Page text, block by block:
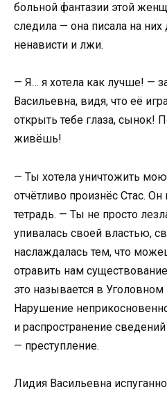
больной фантазии этой
следила — она писала на
ненависти и лжи.
— Я… я хотела как лучше! —
Васильевна, видя, что её
открыть тебе глаза, сынок!
живёшь!
— Ты хотела уничтожить
отчётливо произнёс Стас.
тетрадь. — Ты не просто
упивалась своей властью,
наслаждалась тем, что
отравить нам
это называется в Уголовном
Нарушение
и распространение
— преступление.
Лидия Васильевна